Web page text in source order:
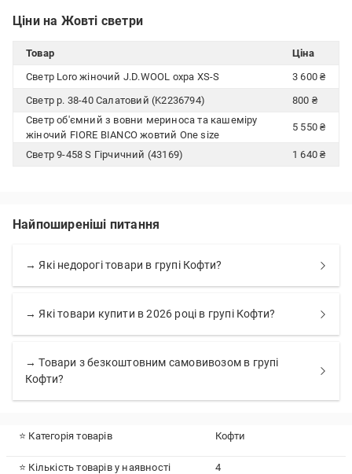
Ціни на Жовті светри
Товар
Ціна
Светр Loro жіночий J.D.WOOL охра XS-S
3 600 ₴
Светр р. 38-40 Салатовий (K2236794)
800 ₴
Светр об'ємний з вовни мериноса та кашеміру
жіночий FIORE BIANCO жовтий One size
5 550 ₴
Светр 9-458 S Гірчичний (43169) 1 640 ₴
Найпоширеніші питання
→ Які недорогі товари в групі Кофти?
→ Які товари купити в 2026 році в групі Кофти?
→ Товари з безкоштовним самовивозом в групі
Кофти?
⭐ Категорія товарів Кофти
⭐ Кількість товарів у наявності 4